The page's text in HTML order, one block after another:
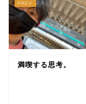
満喫する思考。